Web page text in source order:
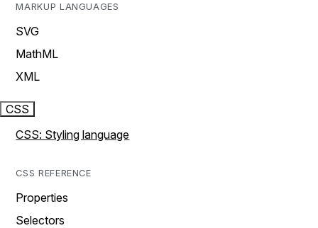
MARKUP LANGUAGES
SVG
MathML
XML
CSS
CSS: Styling language
CSS REFERENCE
Properties
Selectors